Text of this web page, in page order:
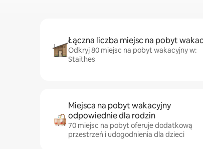
Łączna liczba miejsc na pobyt
Odkryj 80 miejsc na pobyt wakacyjny w:
Staithes
Miejsca na pobyt wakacyjny
odpowiednie dla rodzin
70 miejsc na pobyt oferuje dodatkową
przestrzeń i udogodnienia dla dzieci